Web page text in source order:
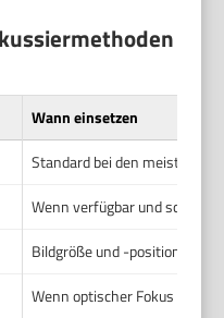
Wann einsetzen
Standard bei den meisten
Wenn verfügbar und
Bildgröße und -position
Wenn optischer Fokus nicht